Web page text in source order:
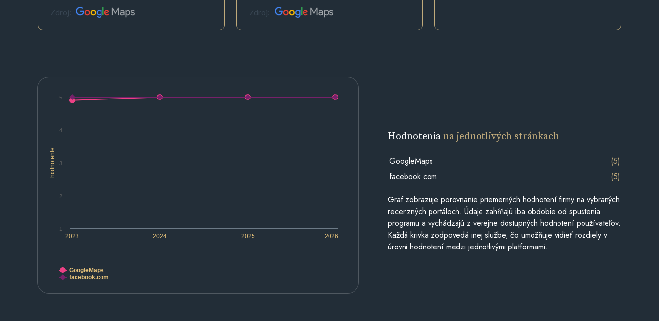
Zdroj: Zdroj:
hodnotenie
2023 2024 2025 2026
1
2
3
4
5
GoogleMaps
facebook.com
Hodnoteniana jednotlivých stránkach
GoogleMaps
(5)
facebook.com
(5)
Graf zobrazuje porovnanie priemerných hodnotení firmy na vybraných
recenzných portáloch. Údaje zahŕňajú iba obdobie od spustenia
programu a vychádzajú z verejne dostupných hodnotení používateľov.
Každá krivka zodpovedá inej službe, čo umožňuje vidieť rozdiely v
úrovni hodnotení medzi jednotlivými platformami.